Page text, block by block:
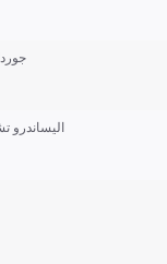
اليساندرو